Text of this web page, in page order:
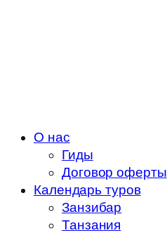
О нас
Гиды
Договор оферты
Календарь туров
Занзибар
Танзания